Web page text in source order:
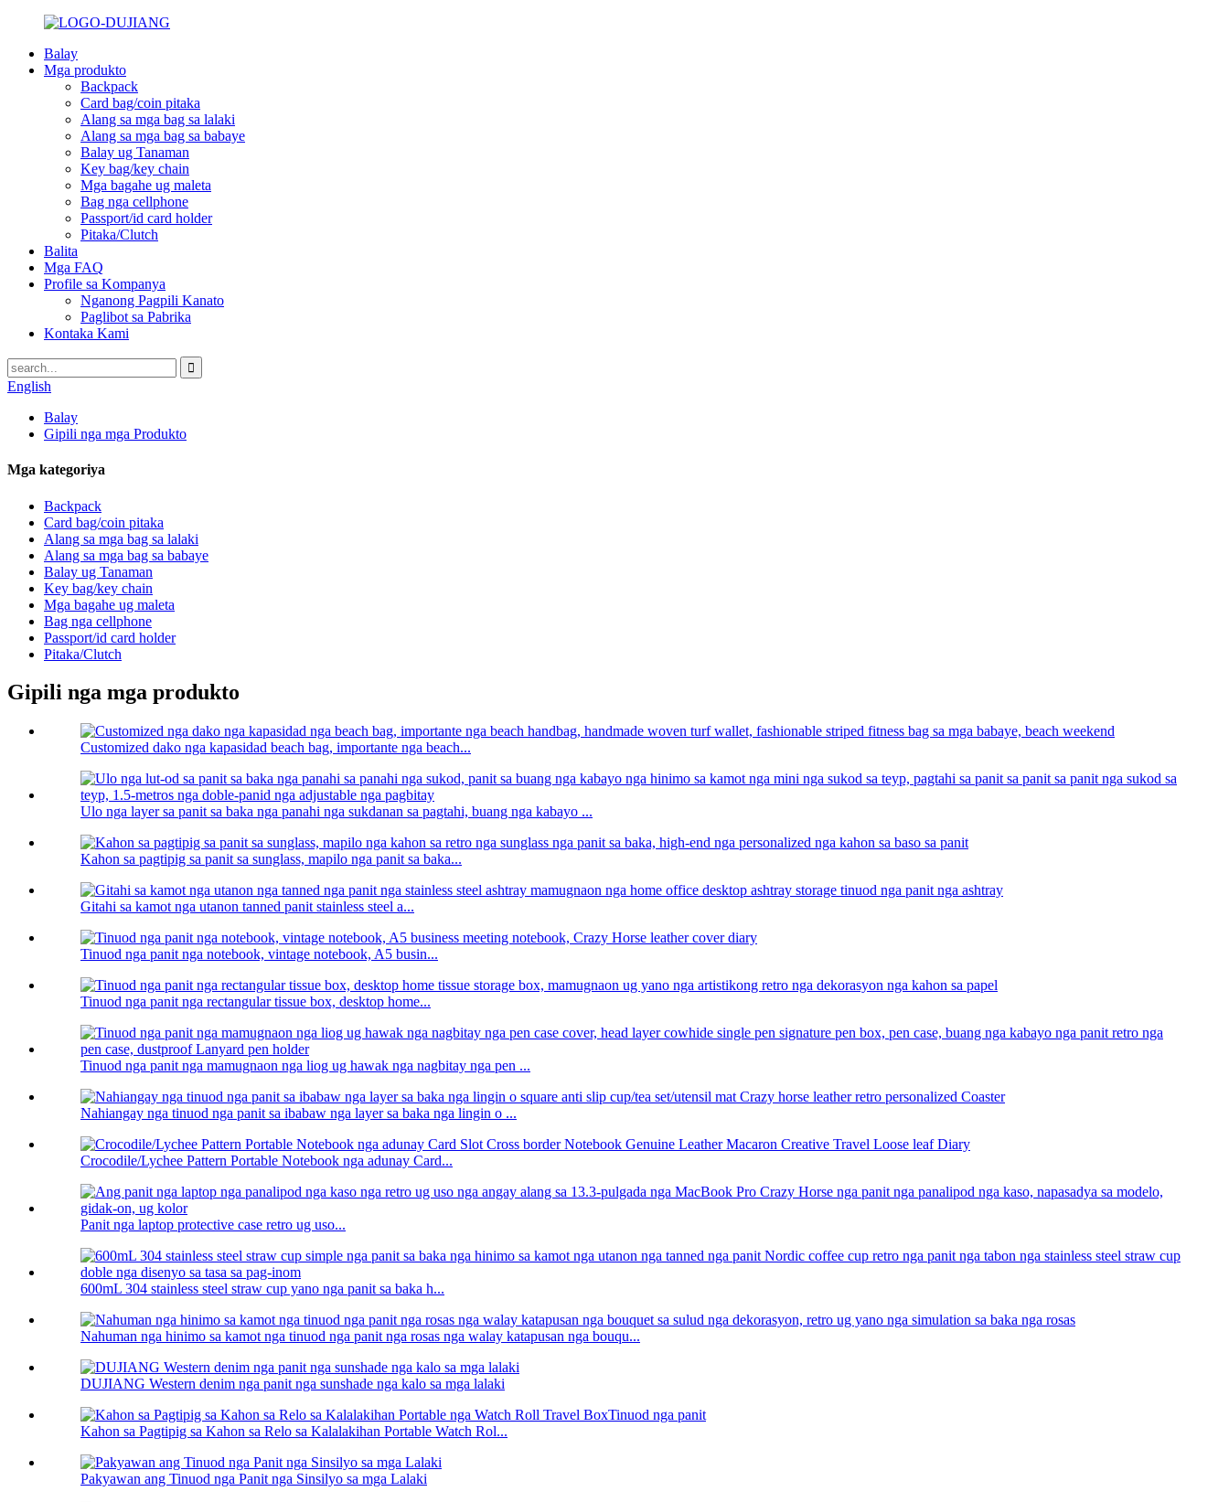
Balay
Mga produkto
Backpack
Card bag/coin pitaka
Alang sa mga bag sa lalaki
Alang sa mga bag sa babaye
Balay ug Tanaman
Key bag/key chain
Mga bagahe ug maleta
Bag nga cellphone
Passport/id card holder
Pitaka/Clutch
Balita
Mga FAQ
Profile sa Kompanya
Nganong Pagpili Kanato
Paglibot sa Pabrika
Kontaka Kami
English
Balay
Gipili nga mga Produkto
Mga kategoriya
Backpack
Card bag/coin pitaka
Alang sa mga bag sa lalaki
Alang sa mga bag sa babaye
Balay ug Tanaman
Key bag/key chain
Mga bagahe ug maleta
Bag nga cellphone
Passport/id card holder
Pitaka/Clutch
Gipili nga mga produkto
Customized dako nga kapasidad beach bag, importante nga beach...
Ulo nga layer sa panit sa baka nga panahi nga sukdanan sa pagtahi, buang nga kabayo ...
Kahon sa pagtipig sa panit sa sunglass, mapilo nga panit sa baka...
Gitahi sa kamot nga utanon tanned panit stainless steel a...
Tinuod nga panit nga notebook, vintage notebook, A5 busin...
Tinuod nga panit nga rectangular tissue box, desktop home...
Tinuod nga panit nga mamugnaon nga liog ug hawak nga nagbitay nga pen ...
Nahiangay nga tinuod nga panit sa ibabaw nga layer sa baka nga lingin o ...
Crocodile/Lychee Pattern Portable Notebook nga adunay Card...
Panit nga laptop protective case retro ug uso...
600mL 304 stainless steel straw cup yano nga panit sa baka h...
Nahuman nga hinimo sa kamot nga tinuod nga panit nga rosas nga walay katapusan nga bouqu...
DUJIANG Western denim nga panit nga sunshade nga kalo sa mga lalaki
Kahon sa Pagtipig sa Kahon sa Relo sa Kalalakihan Portable Watch Rol...
Pakyawan ang Tinuod nga Panit nga Sinsilyo sa mga Lalaki